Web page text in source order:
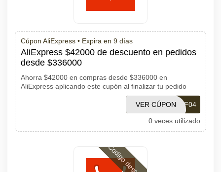
Cúpon AliExpress • Expira en 9 días
AliExpress $42000 de descuento en pedidos
desde $336000
Ahorra $42000 en compras desde $336000 en
AliExpress aplicando este cupón al finalizar tu pedido
PDF04
VER CÚPON
0 veces utilizado